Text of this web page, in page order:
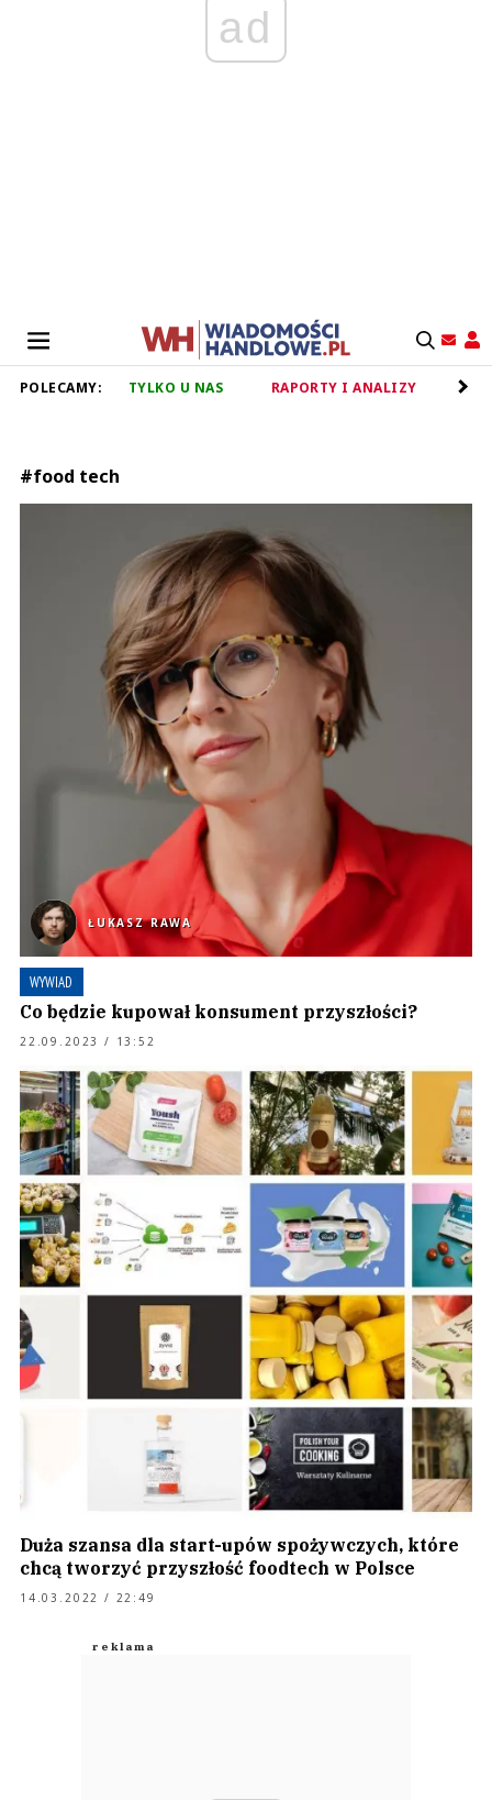
ad
POLECAMY: TYLKO U NAS RAPORTY I ANALIZY
#food tech
ŁUKASZ RAWA
WYWIAD
Co będzie kupował konsument przyszłości?
22.09.2023 / 13:52
Duża szansa dla start-upów spożywczych, które
chcą tworzyć przyszłość foodtech w Polsce
14.03.2022 / 22:49